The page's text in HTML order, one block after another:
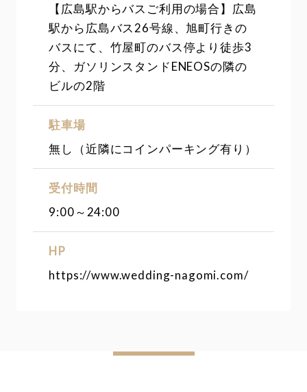
【広島駅からバスご利用の場合】広島
駅から広島バス26号線、旭町行きの
バスにて、竹屋町のバス停より徒歩3
分、ガソリンスタンドENEOSの隣の
ビルの2階
駐車場
無し（近隣にコインパーキング有り）
受付時間
9:00～24:00
HP
https://www.wedding-nagomi.com/